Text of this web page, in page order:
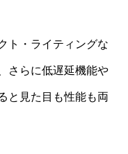
ト・ライティングな
さらに低遅延機能や
と見た目も性能も両